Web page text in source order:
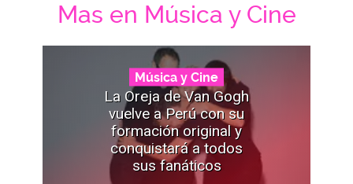
Mas en Música y Cine
Música y Cine
La Oreja de Van Gogh
vuelve a Perú con su
formación original y
conquistará a todos
sus fanáticos